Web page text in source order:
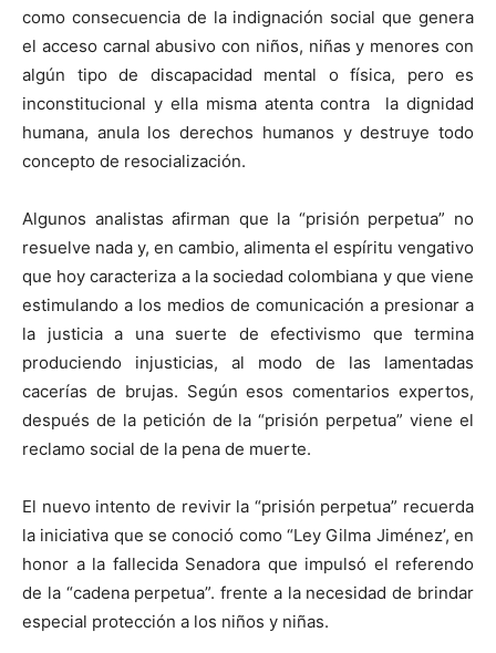
como consecuencia de la indignación social que genera
el acceso carnal abusivo con niños, niñas y menores con
algún tipo de discapacidad mental o física, pero es
inconstitucional y ella misma atenta contra la dignidad
humana, anula los derechos humanos y destruye todo
concepto de resocialización.
Algunos analistas afirman que la “prisión perpetua” no
resuelve nada y, en cambio, alimenta el espíritu vengativo
que hoy caracteriza a la sociedad colombiana y que viene
estimulando a los medios de comunicación a presionar a
la justicia a una suerte de efectivismo que termina
produciendo injusticias, al modo de las lamentadas
cacerías de brujas. Según esos comentarios expertos,
después de la petición de la “prisión perpetua” viene el
reclamo social de la pena de muerte.
El nuevo intento de revivir la “prisión perpetua” recuerda
la iniciativa que se conoció como “Ley Gilma Jiménez’, en
honor a la fallecida Senadora que impulsó el referendo
de la “cadena perpetua”. frente a la necesidad de brindar
especial protección a los niños y niñas.